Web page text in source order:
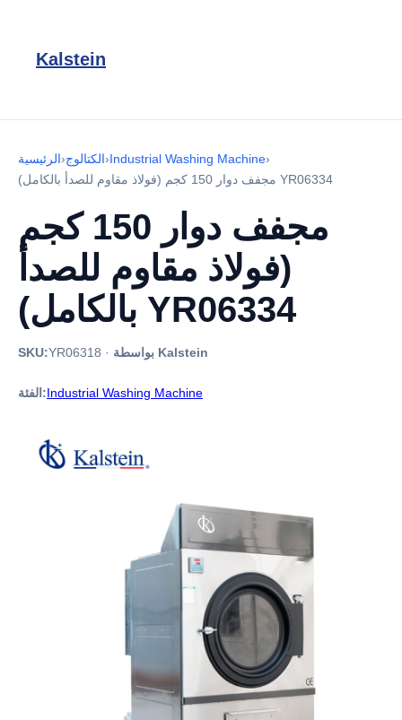
Kalstein
الرئيسية›الكتالوج›Industrial Washing Machine›
مجفف دوار 150 كجم (فولاذ مقاوم للصدأ بالكامل) YR06334
مجفف دوار 150 كجم
(فولاذ مقاوم للصدأ
بالكامل) YR06334
SKU:YR06318 · بواسطة Kalstein
الفئة:Industrial Washing Machine